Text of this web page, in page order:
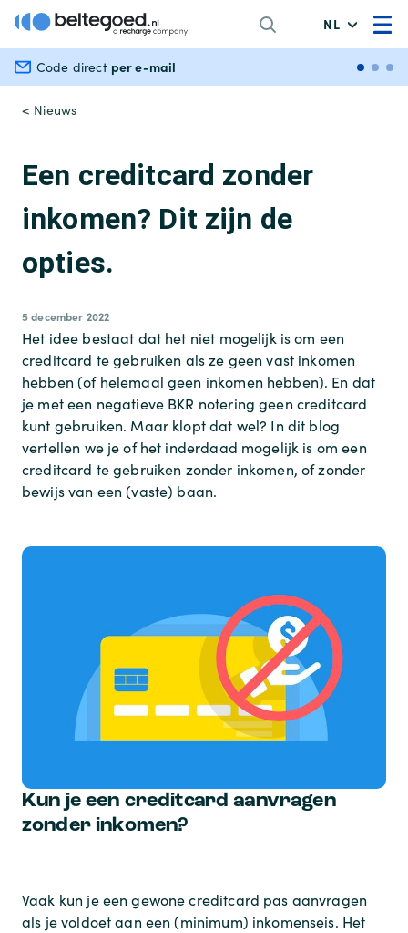
NL
Code direct per e-mail
< Nieuws
Een creditcard zonder
inkomen? Dit zijn de
opties.
5 december 2022
Het idee bestaat dat het niet mogelijk is om een
creditcard te gebruiken als ze geen vast inkomen
hebben (of helemaal geen inkomen hebben). En dat
je met een negatieve BKR notering geen creditcard
kunt gebruiken. Maar klopt dat wel? In dit blog
vertellen we je of het inderdaad mogelijk is om een
creditcard te gebruiken zonder inkomen, of zonder
bewijs van een (vaste) baan.
Kun je een creditcard aanvragen
zonder inkomen?
Vaak kun je een gewone creditcard pas aanvragen
als je voldoet aan een (minimum) inkomenseis. Het